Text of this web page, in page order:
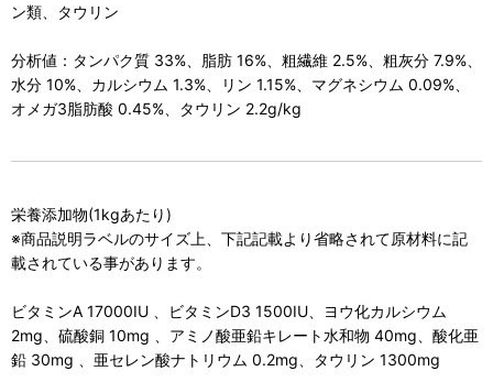
ン類、タウリン
分析値：タンパク質 33%、脂肪 16%、粗繊維 2.5%、粗灰分 7.9%、
水分 10%、カルシウム 1.3%、リン 1.15%、マグネシウム 0.09%、
オメガ3脂肪酸 0.45%、タウリン 2.2g/kg
栄養添加物(1kgあたり)
※商品説明ラベルのサイズ上、下記記載より省略されて原材料に記
載されている事があります。
ビタミンA 17000IU 、ビタミンD3 1500IU、ヨウ化カルシウム
2mg、硫酸銅 10mg 、アミノ酸亜鉛キレート水和物 40mg、酸化亜
鉛 30mg 、亜セレン酸ナトリウム 0.2mg、タウリン 1300mg